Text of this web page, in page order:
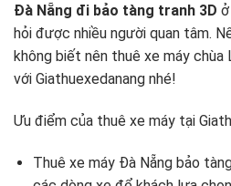
Đà Nẵng đi bảo tàng tranh 3D
hỏi được nhiều người quan tâm.
không biết nên thuê xe máy chùa
với Giathuexedanang nhé!
Ưu điểm của thuê xe máy tại
Thuê xe máy Đà Nẵng bảo